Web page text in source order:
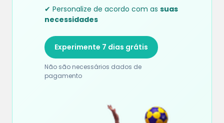
✔ Personalize de acordo com as suas
necessidades
Experimente 7 dias grátis
Não são necessários dados de
pagamento